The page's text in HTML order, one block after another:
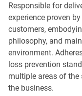
Responsible for
experience proven
customers,
philosophy, and
environment.
loss prevention
multiple areas of the
the business.